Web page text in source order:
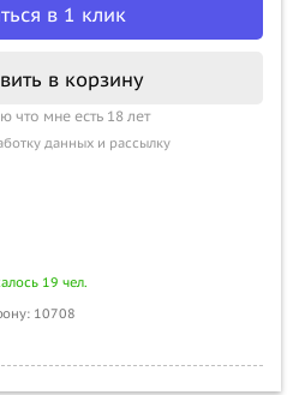
в 1 клик
в корзину
что мне есть 18 лет
данных и рассылку
19 чел.
10708